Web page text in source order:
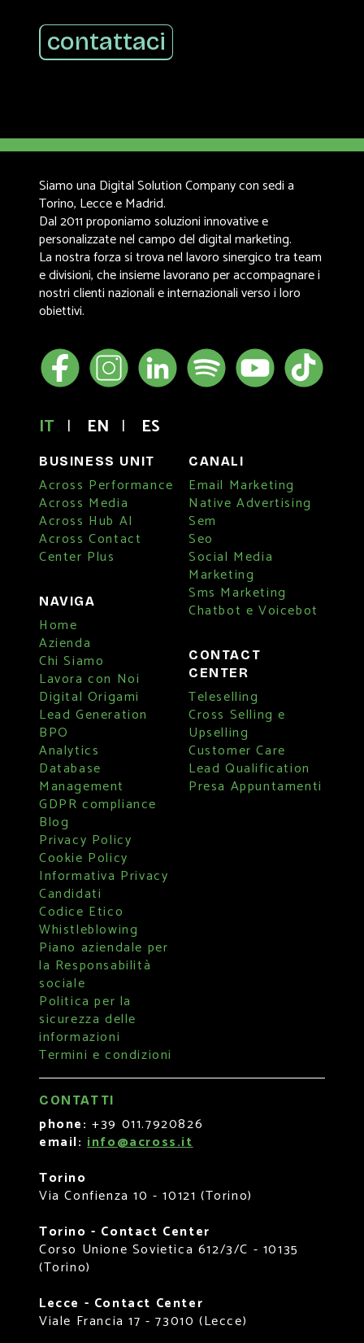
contattaci
Siamo una Digital Solution Company con sedi a
Torino, Lecce e Madrid.
Dal 2011 proponiamo soluzioni innovative e
personalizzate nel campo del digital marketing.
La nostra forza si trova nel lavoro sinergico tra team
e divisioni, che insieme lavorano per accompagnare i
nostri clienti nazionali e internazionali verso i loro
obiettivi.
IT | EN | ES
BUSINESS UNIT
Across Performance
Across Media
Across Hub AI
Across Contact
Center Plus
NAVIGA
Home
Azienda
Chi Siamo
Lavora con Noi
Digital Origami
Lead Generation
BPO
Analytics
Database
Management
GDPR compliance
Blog
Privacy Policy
Cookie Policy
Informativa Privacy
Candidati
Codice Etico
Whistleblowing
Piano aziendale per
la Responsabilità
sociale
Politica per la
sicurezza delle
informazioni
Termini e condizioni
CANALI
Email Marketing
Native Advertising
Sem
Seo
Social Media
Marketing
Sms Marketing
Chatbot e Voicebot
CONTACT
CENTER
Teleselling
Cross Selling e
Upselling
Customer Care
Lead Qualification
Presa Appuntamenti
CONTATTI
phone: +39 011.7920826
email: info@across.it
Torino
Via Confienza 10 - 10121 (Torino)
Torino - Contact Center
Corso Unione Sovietica 612/3/C - 10135
(Torino)
Lecce - Contact Center
Viale Francia 17 - 73010 (Lecce)